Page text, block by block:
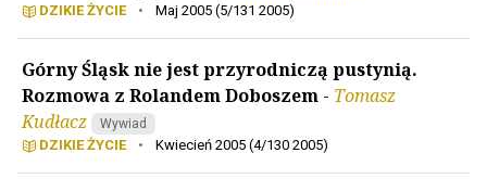
DZIKIE ŻYCIE • Maj 2005 (5/131 2005)
Górny Śląsk nie jest przyrodniczą pustynią.
Rozmowa z Rolandem Doboszem - Tomasz
Kudłacz
Wywiad
DZIKIE ŻYCIE • Kwiecień 2005 (4/130 2005)